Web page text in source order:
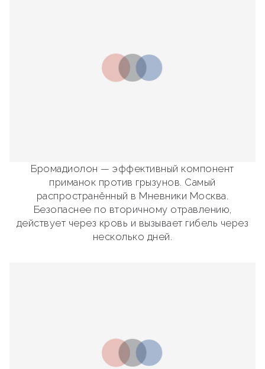
Бромадиолон — эффективный компонент
приманок против грызунов. Самый
распространённый в Мневники Москва.
Безопаснее по вторичному отравлению,
действует через кровь и вызывает гибель через
несколько дней.